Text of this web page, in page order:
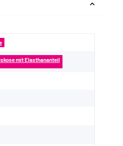
mit Elasthananteil